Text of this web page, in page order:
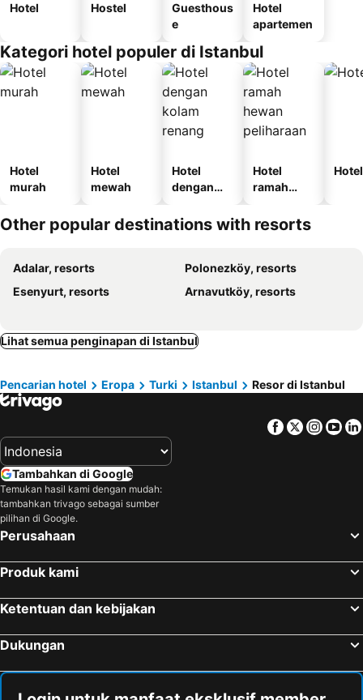
Hotel Hostel
Guesthous
e
Hotel
apartemen
Kategori hotel populer di Istanbul
Hotel
murah
Hotel
mewah
Hotel
dengan
renang
Hotel
ramah
peliharaan
Other popular destinations with resorts
Adalar, resorts
Polonezköy, resorts
Esenyurt, resorts
Arnavutköy, resorts
Lihat semua penginapan di Istanbul
Pencarian hotel Eropa Turki Istanbul Resor di Istanbul
Facebook
Twitter
Tambahkan di Google
Temukan hasil kami dengan mudah:
tambahkan trivago sebagai sumber
pilihan di Google.
Perusahaan
Produk kami
Ketentuan dan kebijakan
Dukungan